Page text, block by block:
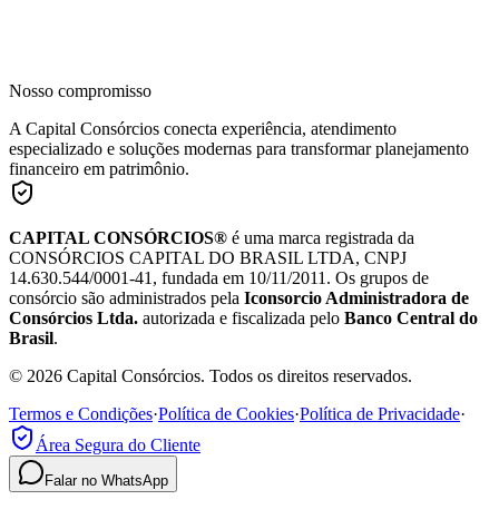
Nosso compromisso
A Capital Consórcios conecta experiência, atendimento
especializado e soluções modernas para transformar planejamento
financeiro em patrimônio.
CAPITAL CONSÓRCIOS® é uma marca registrada da
CONSÓRCIOS CAPITAL DO BRASIL LTDA, CNPJ
14.630.544/0001-41, fundada em 10/11/2011. Os grupos de
consórcio são administrados pela Iconsorcio Administradora de
Consórcios Ltda. autorizada e fiscalizada pelo Banco Central do
Brasil.
© 2026 Capital Consórcios. Todos os direitos reservados.
Termos e Condições·Política de Cookies·Política de Privacidade·
Área Segura do Cliente
Falar no WhatsApp